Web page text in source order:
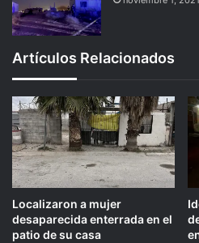
Artículos Relacionados
Localizaron a mujer
desaparecida enterrada en el
patio de su casa